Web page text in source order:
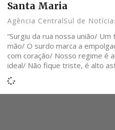
Santa Maria
Agência CentralSul de
“Surgiu da rua nossa união/
mão/ O surdo marca a
com coração/ Nosso regime é
ideal/ Não fique triste, é alto